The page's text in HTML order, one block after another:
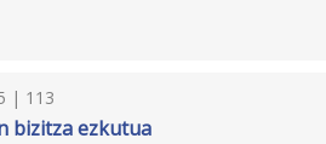
| 113
bizitza ezkutua